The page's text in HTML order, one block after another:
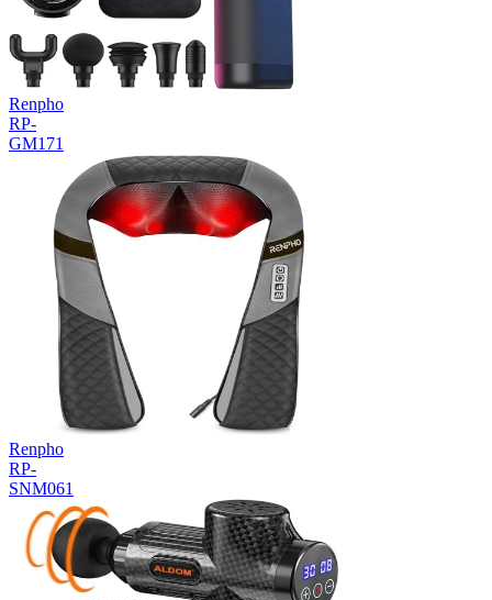
Renpho
RP-
GM171
Renpho
RP-
SNM061